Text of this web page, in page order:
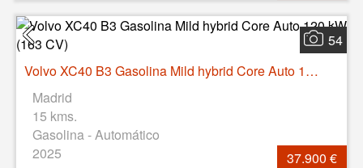
54
Volvo XC40 B3 Gasolina Mild hybrid Core Auto 120 kW (163 CV)
Madrid
15 kms.
Gasolina - Automático
2025
37.900 €